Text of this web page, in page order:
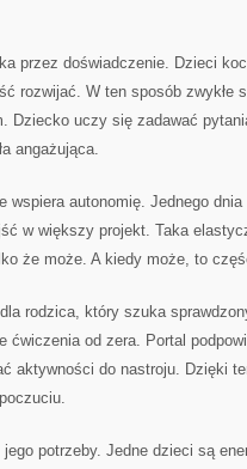
przez doświadczenie. Dzieci
rozwijać. W ten sposób zwykłe
uczy się zadawać
angażująca.
autonomię. Jednego dnia
w większy projekt. Taka
że może. A kiedy może, to
rodzica, który szuka
ćwiczenia od zera. Portal
aktywności do nastroju. Dzięki
potrzeby. Jedne dzieci są